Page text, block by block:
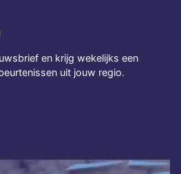
en krijg wekelijks een
uit jouw regio.